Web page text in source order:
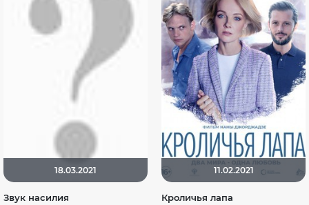
18.03.2021
Звук насилия
11.02.2021
Кроличья лапа